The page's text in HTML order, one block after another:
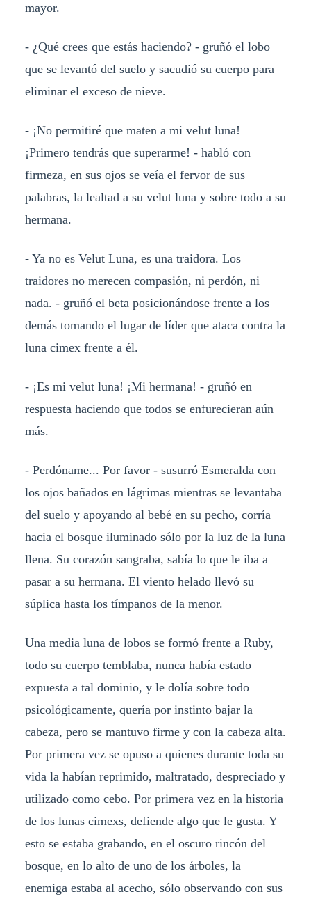
mayor.
- ¿Qué crees que estás haciendo? - gruñó el lobo
que se levantó del suelo y sacudió su cuerpo para
eliminar el exceso de nieve.
- ¡No permitiré que maten a mi velut luna!
¡Primero tendrás que superarme! - habló con
firmeza, en sus ojos se veía el fervor de sus
palabras, la lealtad a su velut luna y sobre todo a su
hermana.
- Ya no es Velut Luna, es una traidora. Los
traidores no merecen compasión, ni perdón, ni
nada. - gruñó el beta posicionándose frente a los
demás tomando el lugar de líder que ataca contra la
luna cimex frente a él.
- ¡Es mi velut luna! ¡Mi hermana! - gruñó en
respuesta haciendo que todos se enfurecieran aún
más.
- Perdóname... Por favor - susurró Esmeralda con
los ojos bañados en lágrimas mientras se levantaba
del suelo y apoyando al bebé en su pecho, corría
hacia el bosque iluminado sólo por la luz de la luna
llena. Su corazón sangraba, sabía lo que le iba a
pasar a su hermana. El viento helado llevó su
súplica hasta los tímpanos de la menor.
Una media luna de lobos se formó frente a Ruby,
todo su cuerpo temblaba, nunca había estado
expuesta a tal dominio, y le dolía sobre todo
psicológicamente, quería por instinto bajar la
cabeza, pero se mantuvo firme y con la cabeza alta.
Por primera vez se opuso a quienes durante toda su
vida la habían reprimido, maltratado, despreciado y
utilizado como cebo. Por primera vez en la historia
de los lunas cimexs, defiende algo que le gusta. Y
esto se estaba grabando, en el oscuro rincón del
bosque, en lo alto de uno de los árboles, la
enemiga estaba al acecho, sólo observando con sus